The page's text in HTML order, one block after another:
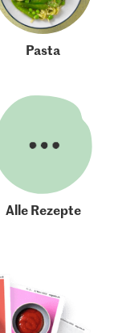
Pasta
Alle Rezepte